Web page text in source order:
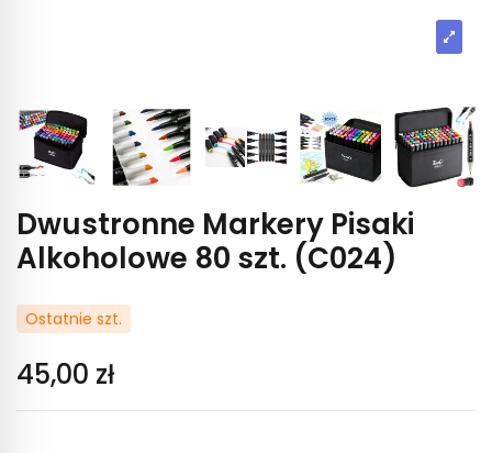
Dwustronne Markery Pisaki
Alkoholowe 80 szt. (C024)
Ostatnie szt.
45,00 zł